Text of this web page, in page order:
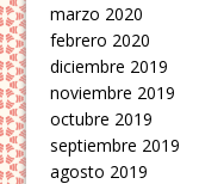
marzo 2020
febrero 2020
diciembre 2019
noviembre 2019
octubre 2019
septiembre 2019
agosto 2019